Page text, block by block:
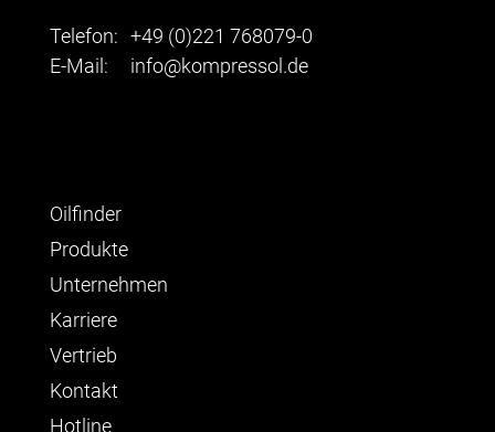
Telefon: +49 (0)221 768079-0
E-Mail:
info@kompressol.de
Oilfinder
Produkte
Unternehmen
Karriere
Vertrieb
Kontakt
Hotline